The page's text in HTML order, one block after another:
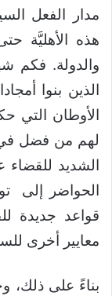
مدار الفعل
هذه الأهليَّة
والدولة. فكم
الذين بنوا
الأوطان التي
لهم من فضل في
الشديد للقضاء
الحواضر إلى
قواعد جديدة
معايير أخرى
بناءً على ذلك،